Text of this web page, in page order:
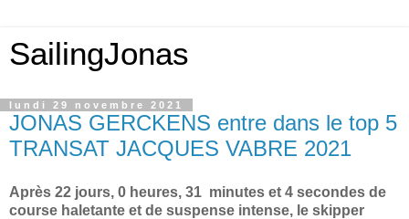
SailingJonas
lundi 29 novembre 2021
JONAS GERCKENS entre dans le top 5
TRANSAT JACQUES VABRE 2021
Après 22 jours, 0 heures, 31 minutes et 4 secondes de
course haletante et de suspense intense, le skipper